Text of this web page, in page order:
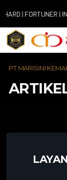
| FORTUNER |
PT MARISINI